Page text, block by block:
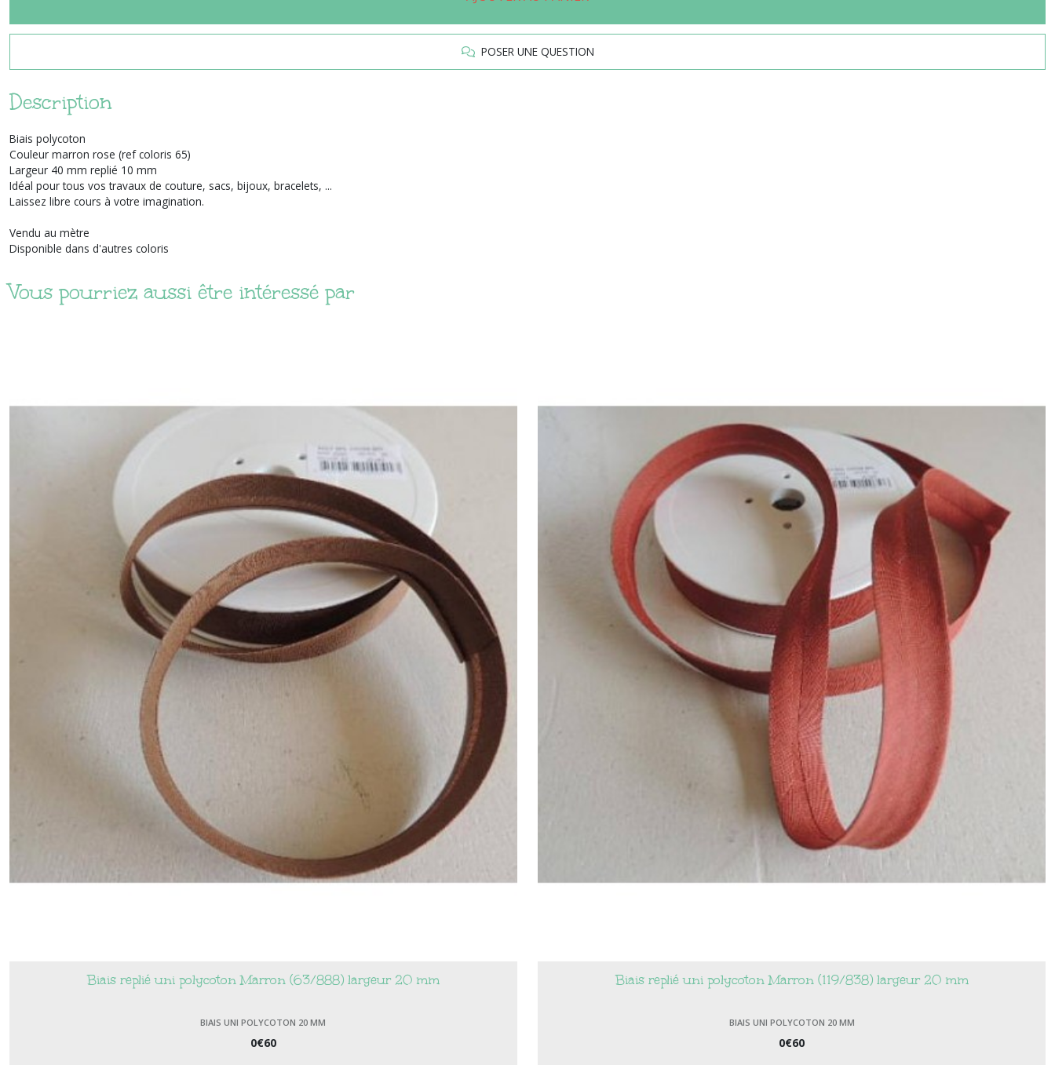
POSER UNE QUESTION
Description
Biais polycoton
Couleur marron rose (ref coloris 65)
Largeur 40 mm replié 10 mm
Idéal pour tous vos travaux de couture, sacs, bijoux, bracelets, ...
Laissez libre cours à votre imagination.
Vendu au mètre
Disponible dans d'autres coloris
Vous pourriez aussi être intéressé par
Biais replié uni polycoton Marron (63/888) largeur 20 mm
BIAIS UNI POLYCOTON 20 MM
0€60
Biais replié uni polycoton Marron (119/838) largeur 20 mm
BIAIS UNI POLYCOTON 20 MM
0€60